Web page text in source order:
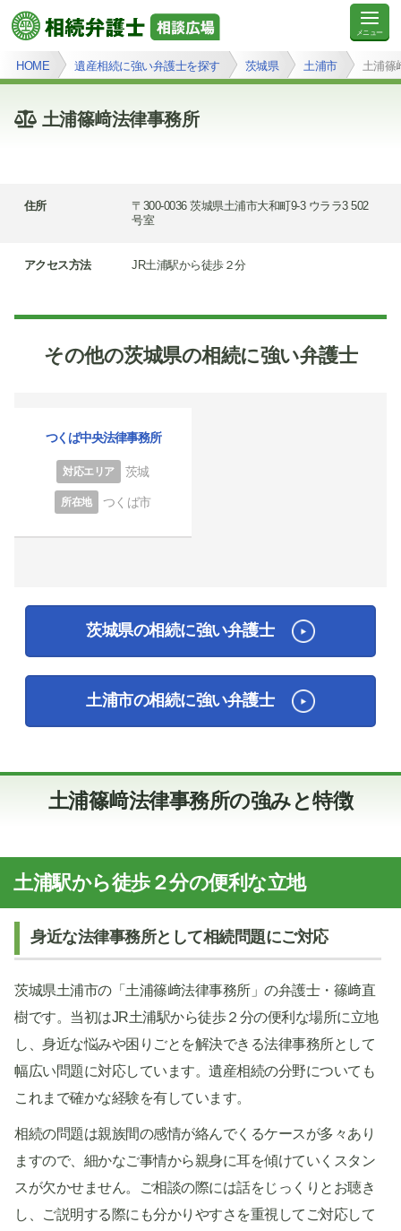
HOME 遺産相続に強い弁護士を探す 茨城県 土浦市 土浦篠
土浦篠﨑法律事務所
住所
〒300-0036 茨城県土浦市大和町9-3 ウララ3 502
号室
アクセス方法 JR土浦駅から徒歩２分
その他の茨城県の相続に強い弁護士
つくば中央法律事務所
対応エリア 茨城
所在地 つくば市
茨城県の相続に強い弁護士
土浦市の相続に強い弁護士
土浦篠﨑法律事務所の強みと特徴
土浦駅から徒歩２分の便利な立地
身近な法律事務所として相続問題にご対応
茨城県土浦市の「土浦篠﨑法律事務所」の弁護士・篠﨑直
樹です。当初はJR土浦駅から徒歩２分の便利な場所に立地
し、身近な悩みや困りごとを解決できる法律事務所として
幅広い問題に対応しています。遺産相続の分野についても
これまで確かな経験を有しています。
相続の問題は親族間の感情が絡んでくるケースが多々あり
ますので、細かなご事情から親身に耳を傾けていくスタン
スが欠かせません。ご相談の際には話をじっくりとお聴き
し、ご説明する際にも分かりやすさを重視してご対応して